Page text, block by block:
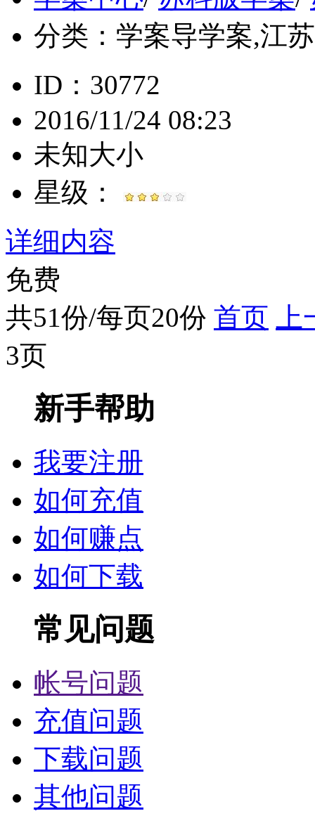
分类： 学案导学案,江
ID：30772
2016/11/24 08:23
未知大小
星级：
详细内容
免费
共51份/每页20份 首页
3页
新手帮助
我要注册
如何充值
如何赚点
如何下载
常见问题
帐号问题
充值问题
下载问题
其他问题